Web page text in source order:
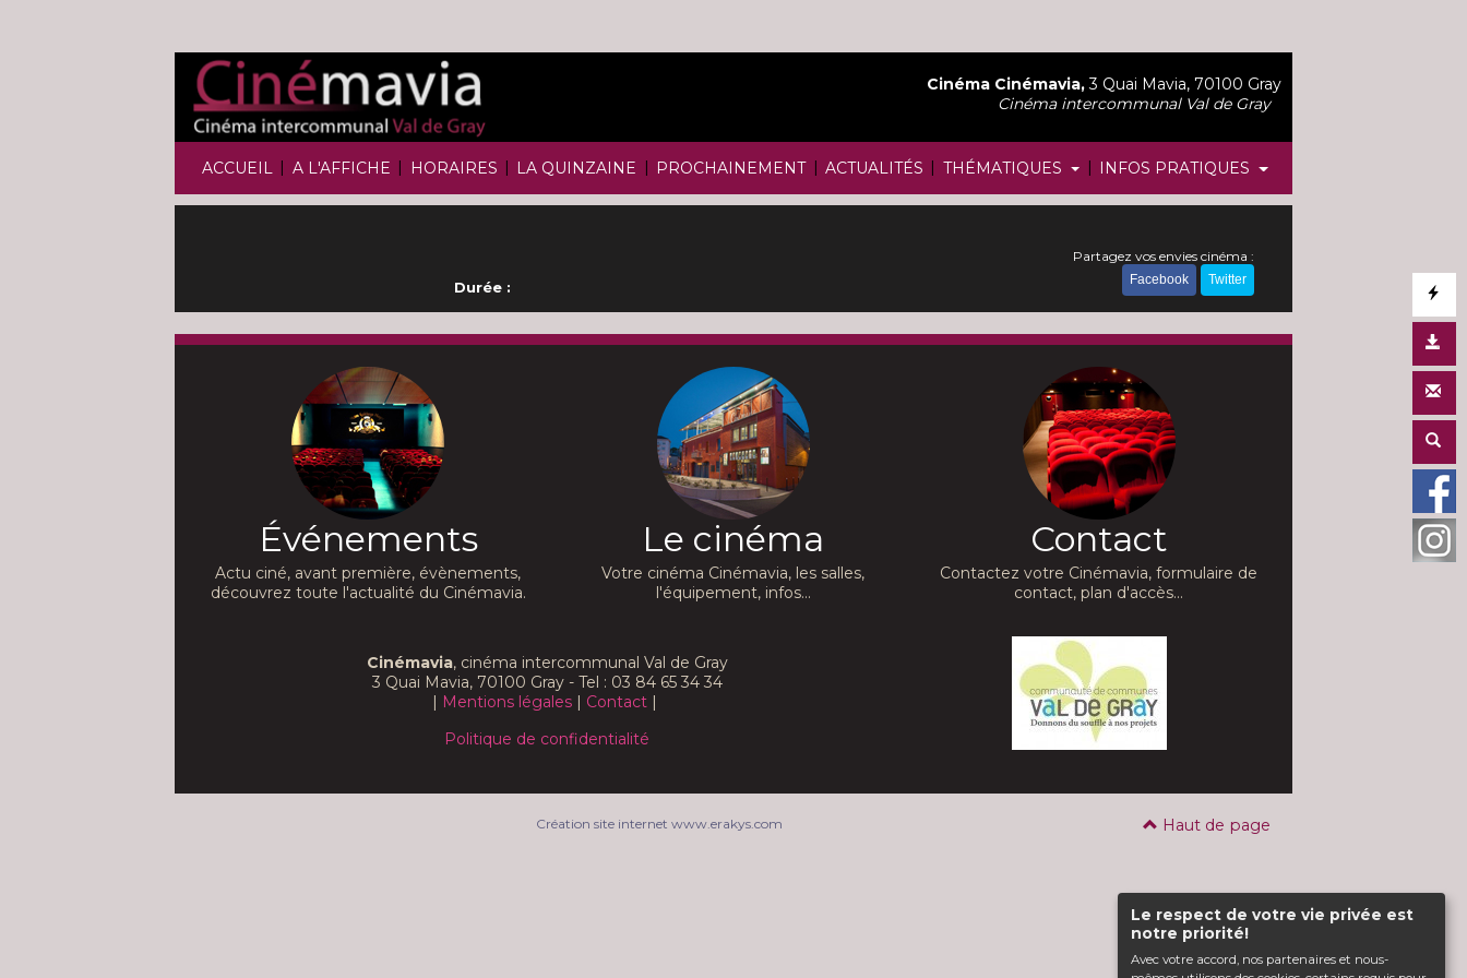
Le respect de votre vie privée est
notre priorité!
Avec votre accord, nos partenaires et nous-
ACCUEIL | A L'AFFICHE | HORAIRES | LA QUINZAINE | PROCHAINEMENT | ACTUALITÉS | THÉMATIQUES | INFOS PRATIQUES
Cinéma Cinémavia,3 Quai Mavia, 70100 Gray
Cinéma intercommunal Val de Gray
Durée :
Partagez vos envies cinéma :
Facebook Twitter
Événements
Actu ciné, avant première, évènements,
découvrez toute l'actualité du Cinémavia.
Le cinéma
Votre cinéma Cinémavia, les salles,
l'équipement, infos...
Contact
Contactez votre Cinémavia, formulaire de
contact, plan d'accès...
Cinémavia, cinéma intercommunal Val de Gray
3 Quai Mavia, 70100 Gray - Tel : 03 84 65 34 34
| Mentions légales | Contact |
Politique de confidentialité
Haut de page
Création site internet www.erakys.com